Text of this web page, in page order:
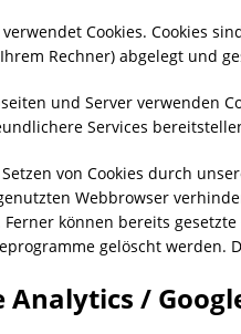
verwendet Cookies. Cookies
Rechner) abgelegt und
und Server verwenden
Services
von Cookies durch
Webbrowser
können bereits
gelöscht werden.
Analytics /